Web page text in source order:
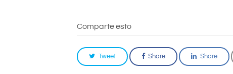
Comparte esto
Tweet Share Share